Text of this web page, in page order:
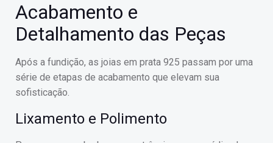
Acabamento e
Detalhamento das Peças
Após a fundição, as joias em prata 925 passam por uma
série de etapas de acabamento que elevam sua
sofisticação.
Lixamento e Polimento